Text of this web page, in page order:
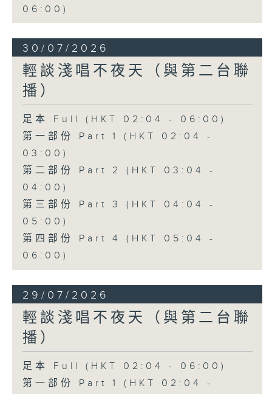
06:00)
30/07/2026
輕談淺唱不夜天（與第二台聯
播）
足本 Full (HKT 02:04 - 06:00)
第一部份 Part 1 (HKT 02:04 -
03:00)
第二部份 Part 2 (HKT 03:04 -
04:00)
第三部份 Part 3 (HKT 04:04 -
05:00)
第四部份 Part 4 (HKT 05:04 -
06:00)
29/07/2026
輕談淺唱不夜天（與第二台聯
播）
足本 Full (HKT 02:04 - 06:00)
第一部份 Part 1 (HKT 02:04 -